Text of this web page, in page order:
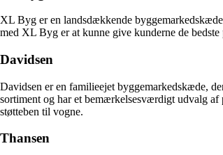
XL Byg er en landsdækkende
med XL Byg er at kunne give kunderne de
Davidsen
Davidsen er en familieejet byggemarkedskæde,
sortiment og har et bemærkelsesværdigt udvalg
støtteben til vogne.
Thansen